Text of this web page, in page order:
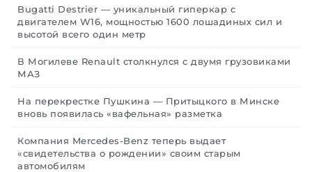
Bugatti Destrier — уникальный гиперкар с
двигателем W16, мощностью 1600 лошадиных сил и
высотой всего один метр
В Могилеве Renault столкнулся с двумя грузовиками
МАЗ
На перекрестке Пушкина — Притыцкого в Минске
вновь появилась «вафельная» разметка
Компания Mercedes-Benz теперь выдает
«свидетельства о рождении» своим старым
автомобилям